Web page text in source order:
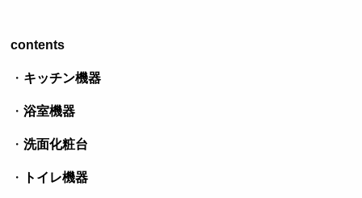
contents
・ キッチン機器
・浴室機器
・洗面化粧台
・ トイレ機器